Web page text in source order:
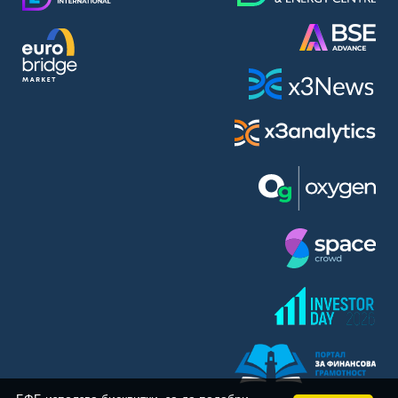
BASF SE (BAS)
Bayer AG (BAYN)
Bayerische Motoren Werke AG (BMW)
BE Semiconductor Industries N.V. (BSI)
Capital One Financial Corp. (CFX)